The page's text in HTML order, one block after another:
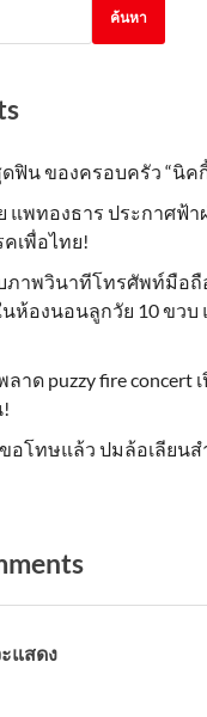
ค้นหา
ฟิน ของครอบครัว “นิค
แพทองธาร ประกาศฟ้า
เพื่อไทย!
ภาพวินาทีโทรศัพท์มือถื
นห้องนอนลูกวัย 10 ขวบ
ด puzzy fire concert
อโทษแล้ว ปมล้อเลียนส
แสดง